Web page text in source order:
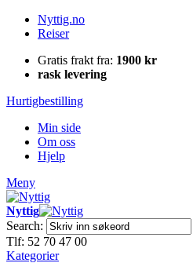
Nyttig.no
Reiser
Gratis frakt fra: 1900 kr
rask levering
Hurtigbestilling
Min side
Om oss
Hjelp
Meny
Nyttig
Search:
Tlf: 52 70 47 00
Kategorier